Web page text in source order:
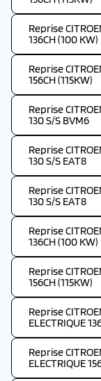
Reprise
136CH (100 KW)
Reprise
156CH (115KW)
Reprise
130 S/S BVM6
Reprise
130 S/S EAT8
Reprise
130 S/S EAT8
Reprise
136CH (100 KW)
Reprise
156CH (115KW)
Reprise
ELECTRIQUE
Reprise
ELECTRIQUE